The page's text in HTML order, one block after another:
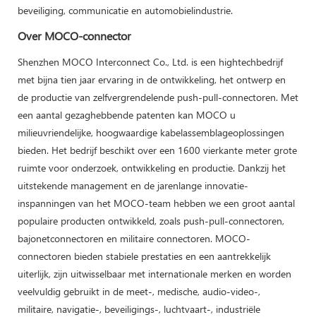
beveiliging, communicatie en automobielindustrie.
Over MOCO-connector
Shenzhen MOCO Interconnect Co., Ltd. is een hightechbedrijf
met bijna tien jaar ervaring in de ontwikkeling, het ontwerp en
de productie van zelfvergrendelende push-pull-connectoren. Met
een aantal gezaghebbende patenten kan MOCO u
milieuvriendelijke, hoogwaardige kabelassemblageoplossingen
bieden. Het bedrijf beschikt over een 1600 vierkante meter grote
ruimte voor onderzoek, ontwikkeling en productie. Dankzij het
uitstekende management en de jarenlange innovatie-
inspanningen van het MOCO-team hebben we een groot aantal
populaire producten ontwikkeld, zoals push-pull-connectoren,
bajonetconnectoren en militaire connectoren. MOCO-
connectoren bieden stabiele prestaties en een aantrekkelijk
uiterlijk, zijn uitwisselbaar met internationale merken en worden
veelvuldig gebruikt in de meet-, medische, audio-video-,
militaire, navigatie-, beveiligings-, luchtvaart-, industriële